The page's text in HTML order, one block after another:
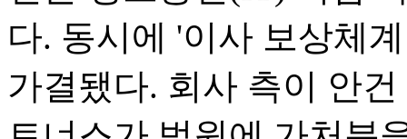
다. 동시에 '이사 보상체
가결됐다. 회사 측이 안